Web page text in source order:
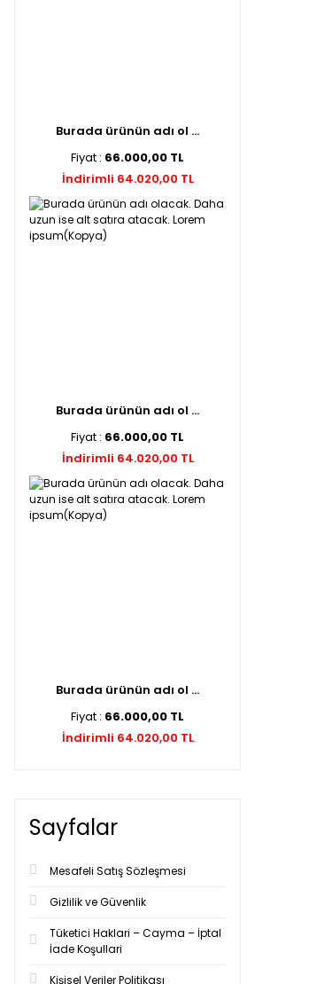
Burada ürünün adı ol ...
Fiyat : 66.000,00 TL
İndirimli 64.020,00 TL
Burada ürünün adı ol ...
Fiyat : 66.000,00 TL
İndirimli 64.020,00 TL
Burada ürünün adı ol ...
Fiyat : 66.000,00 TL
İndirimli 64.020,00 TL
Sayfalar
Mesafeli Satış Sözleşmesi
Gizlilik ve Güvenlik
Tüketici Haklari – Cayma – İptal
İade Koşullari
Kişisel Veriler Politikası